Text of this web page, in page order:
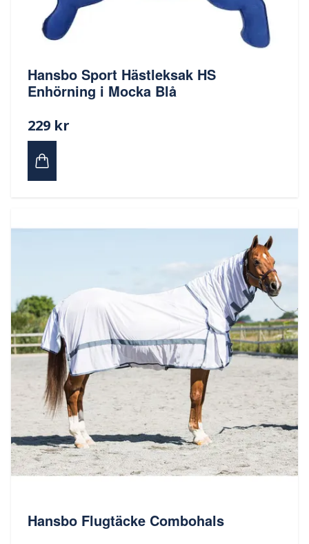
Hansbo Sport Hästleksak HS
Enhörning i Mocka Blå
229 kr
Hansbo Flugtäcke Combohals